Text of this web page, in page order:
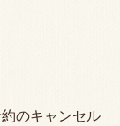
のキャンセル